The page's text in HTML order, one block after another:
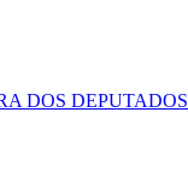
DOS DEPUTADOS